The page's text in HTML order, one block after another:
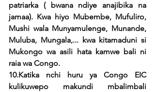
patriarka ( bwana ndiye anajibika na
jamaa). Kwa hiyo Mubembe, Mufuliro,
Mushi wala Munyamulenge, Munande,
Muluba, Mungala,... kwa kitamaduni si
Mukongo wa asili hata kamwe bali ni
raia wa Congo.
10.Katika nchi huru ya Congo EIC
kulikuwepo makundi mbalimbali